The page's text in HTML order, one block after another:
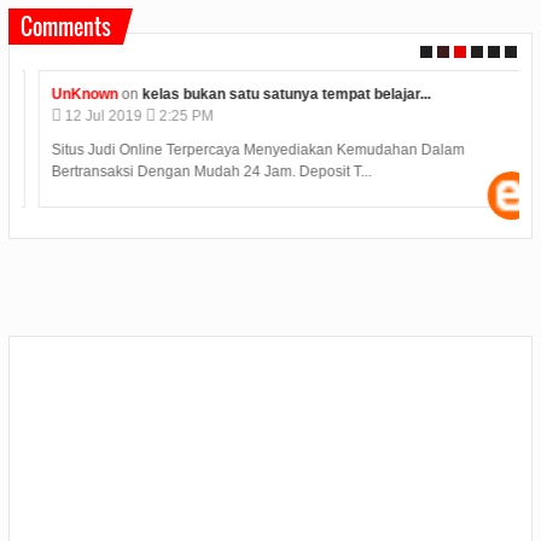
Comments
UnKnownonkelas bukan satu satunya tempat belajar...
12 Jul 2019
2:25 PM
Situs Judi Online Terpercaya Menyediakan Kemudahan Dalam
Bertransaksi Dengan Mudah 24 Jam. Deposit T...